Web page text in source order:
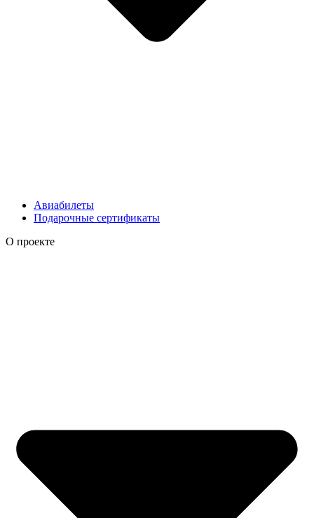
Авиабилеты
Подарочные сертификаты
О проекте